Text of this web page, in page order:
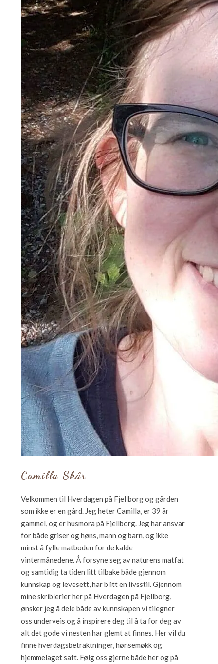
Camilla Skår
Velkommen til Hverdagen på Fjellborg og gården
som ikke er en gård. Jeg heter Camilla, er 39 år
gammel, og er husmora på Fjellborg. Jeg har ansvar
for både griser og høns, mann og barn, og ikke
minst å fylle matboden for de kalde
vintermånedene. Å forsyne seg av naturens matfat
og samtidig ta tiden litt tilbake både gjennom
kunnskap og levesett, har blitt en livsstil. Gjennom
mine skriblerier her på Hverdagen på Fjellborg,
ønsker jeg å dele både av kunnskapen vi tilegner
oss underveis og å inspirere deg til å ta for deg av
alt det gode vi nesten har glemt at finnes. Her vil du
finne hverdagsbetraktninger, hønsemøkk og
hjemmelaget saft. Følg oss gjerne både her og på